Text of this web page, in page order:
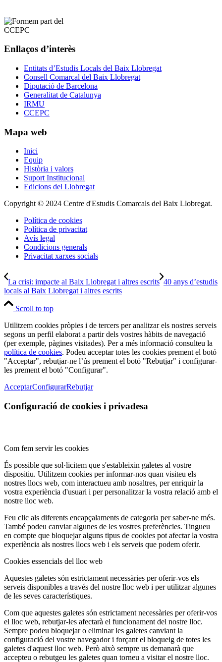
Enllaços d’interès
Entitats d’Estudis Locals del Baix Llobregat
Consell Comarcal del Baix Llobregat
Diputació de Barcelona
Generalitat de Catalunya
IRMU
CCEPC
Mapa web
Inici
Equip
Història i valors
Suport Institucional
Edicions del Llobregat
Copyright © 2024 Centre d'Estudis Comarcals del Baix Llobregat.
Política de cookies
Política de privacitat
Avís legal
Condicions generals
Privacitat xarxes socials
La crisi: impacte al Baix Llobregat i altres escrits 40 anys d’estudis
locals al Baix Llobregat i altres escrits
Scroll to top
Utilitzem cookies pròpies i de tercers per analitzar els nostres serveis
segons un perfil elaborat a partir dels vostres hàbits de navegació
(per exemple, pàgines visitades). Per a més informació consulteu la
política de cookies. Podeu acceptar totes les cookies prement el botó
"Acceptar", rebutjar-ne l’ús prement el botó "Rebutjar" i configurar-
les prement el botó "Configurar".
AcceptarConfigurarRebutjar
Configuració de cookies i privadesa
Com fem servir les cookies
És possible que sol·licitem que s'estableixin galetes al vostre
dispositiu. Utilitzem cookies per informar-nos quan visiteu els
nostres llocs web, com interactueu amb nosaltres, per enriquir la
vostra experiència d'usuari i per personalitzar la vostra relació amb el
nostre lloc web.
Feu clic als diferents encapçalaments de categoria per saber-ne més.
També podeu canviar algunes de les vostres preferències. Tingueu
en compte que bloquejar alguns tipus de cookies pot afectar la vostra
experiència als nostres llocs web i els serveis que podem oferir.
Cookies essencials del lloc web
Aquestes galetes són estrictament necessàries per oferir-vos els
serveis disponibles a través del nostre lloc web i per utilitzar algunes
de les seves característiques.
Com que aquestes galetes són estrictament necessàries per oferir-vos
el lloc web, rebutjar-les afectarà el funcionament del nostre lloc.
Sempre podeu bloquejar o eliminar les galetes canviant la
configuració del vostre navegador i forçant el bloqueig de totes les
galetes d'aquest lloc web. Però això sempre us demanarà que
accepteu o rebutgeu les galetes quan torneu a visitar el nostre lloc.